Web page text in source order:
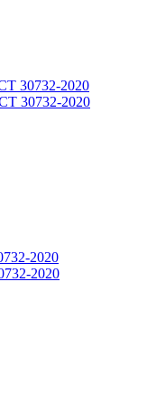
30732-2020
30732-2020
2020
2020